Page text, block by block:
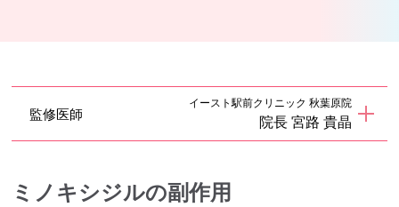
監修医師
イースト駅前クリニック 秋葉原院
院長 宮路 貴晶
ミノキシジルの副作用